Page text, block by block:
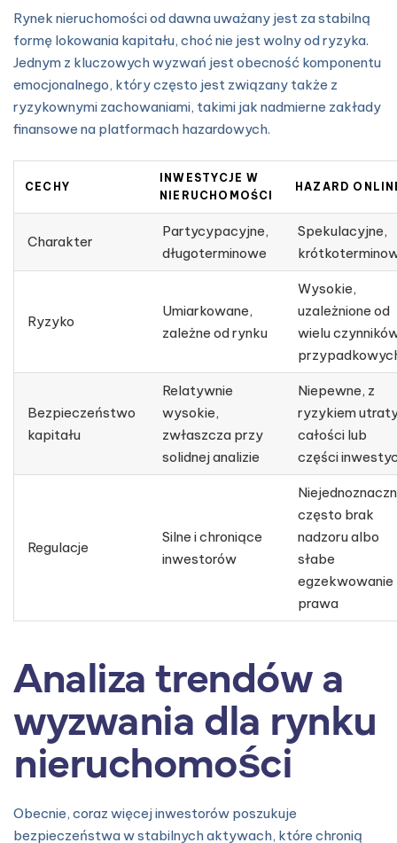
Rynek nieruchomości od dawna uważany jest za stabilną
formę lokowania kapitału, choć nie jest wolny od ryzyka.
Jednym z kluczowych wyzwań jest obecność komponentu
emocjonalnego, który często jest związany także z
ryzykownymi zachowaniami, takimi jak nadmierne zakłady
finansowe na platformach hazardowych.
CECHY
INWESTYCJE W
NIERUCHOMOŚCI
HAZARD
Charakter
Partycypacyjne,
długoterminowe
Spekulacyjne,
Ryzyko
Umiarkowane,
zależne od rynku
Wysokie,
uzależnione od
wielu
Bezpieczeństwo
kapitału
Relatywnie
wysokie,
zwłaszcza przy
solidnej analizie
Niepewne, z
ryzykiem
całości lub
części
Regulacje
Silne i chroniące
inwestorów
często brak
nadzoru albo
słabe
egzekwowanie
prawa
Analiza trendów a
wyzwania dla rynku
nieruchomości
Obecnie, coraz więcej inwestorów poszukuje
bezpieczeństwa w stabilnych aktywach, które chronią